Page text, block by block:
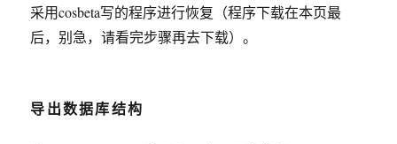
采用cosbeta写的程序进行恢复（程序下载在本页最
后，别急，请看完步骤再去下载）。
导出数据库结构